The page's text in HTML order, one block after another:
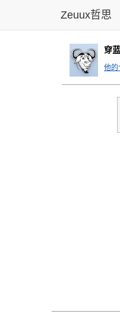
Zeuux哲思
穿
他的